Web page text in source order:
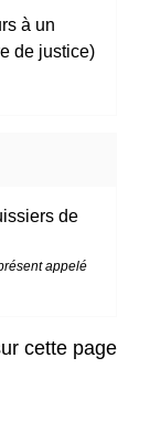
à un
de justice)
de
appelé
cette page